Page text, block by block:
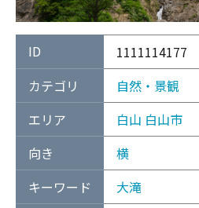
ID
1111114177
カテゴリ
自然・景観
エリア
白山 白山市
向き
横
キーワード
大滝